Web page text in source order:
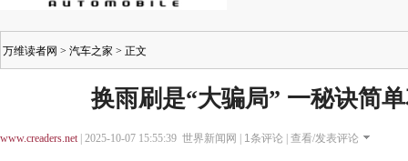
万维读者网 > 汽车之家 > 正文
换雨刷是“大骗局” 一秘诀简
www.creaders.net| 2025-10-07 15:55:39 世界新闻网 | 1条评论 | 查看/发表评论